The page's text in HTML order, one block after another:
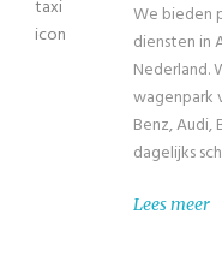
We bieden
diensten in
Nederland.
wagenpark
Benz, Audi,
dagelijks
Lees meer